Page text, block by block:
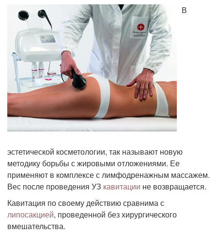
В
эстетической косметологии, так называют новую
методику борьбы с жировыми отложениями. Ее
применяют в комплексе с лимфодренажным массажем.
Вес после проведения УЗ кавитации не возвращается.
Кавитация по своему действию сравнима с
липосакцией, проведенной без хирургического
вмешательства.